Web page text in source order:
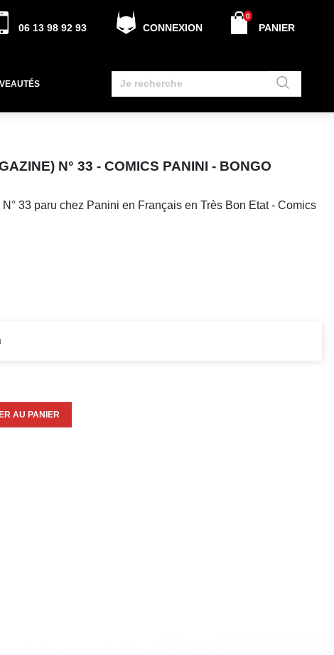
06 13 98 92 93 CONNEXION PANIER
0
N° 33 - COMICS PANINI - BONGO
33 paru chez Panini en Français en Très Bon Etat - Comics
AU PANIER